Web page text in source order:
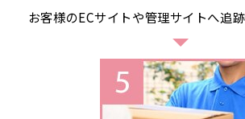
お客様のECサイトや管理サイトへ追